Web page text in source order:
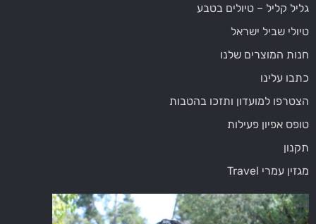
גליל קליל – טיולים בטבע
טיולי שביל ישראל
חנות המוצרים שלנו
כתבו עלינו
הצטרפו למועדון ותזכו בהטבות
טופס אפיון פעילות
תקנון
מגזין עמרי Travel